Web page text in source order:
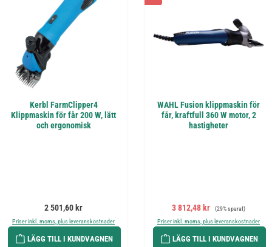
Kerbl FarmClipper4
Klippmaskin för får 200 W, lätt
och ergonomisk
Ordinarie pris:
2 501,60 kr
Priser inkl. moms, plus leveranskostnader
LÄGG TILL I KUNDVAGNEN
WAHL Fusion klippmaskin för
får, kraftfull 360 W motor, 2
hastigheter
Försäljningspris:
3 812,48 kr Ordinarie pris:
(29% sparat)
Priser inkl. moms, plus leveranskostnader
LÄGG TILL I KUNDVAGNEN